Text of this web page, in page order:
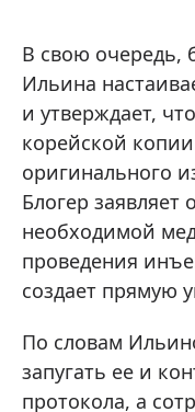
В свою очередь,
Ильина
и утверждает,
корейской
оригинального
Блогер заявляет
необходимой
проведения
создает прямую
По словам
запугать ее и
протокола, а